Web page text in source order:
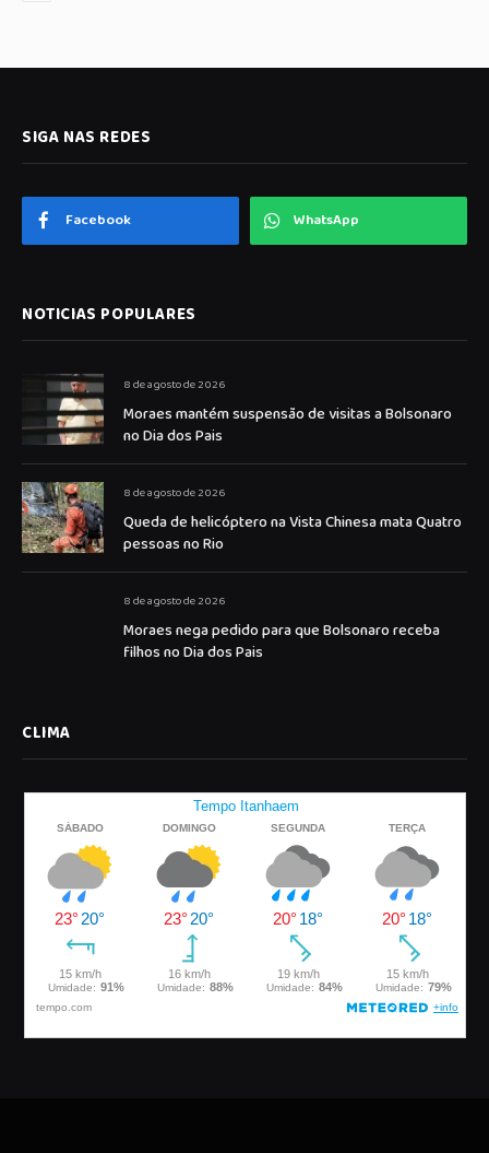
SIGA NAS REDES
Facebook WhatsApp
NOTICIAS POPULARES
8 de agosto de 2026
Moraes mantém suspensão de visitas a Bolsonaro
no Dia dos Pais
8 de agosto de 2026
Queda de helicóptero na Vista Chinesa mata Quatro
pessoas no Rio
8 de agosto de 2026
Moraes nega pedido para que Bolsonaro receba
filhos no Dia dos Pais
CLIMA